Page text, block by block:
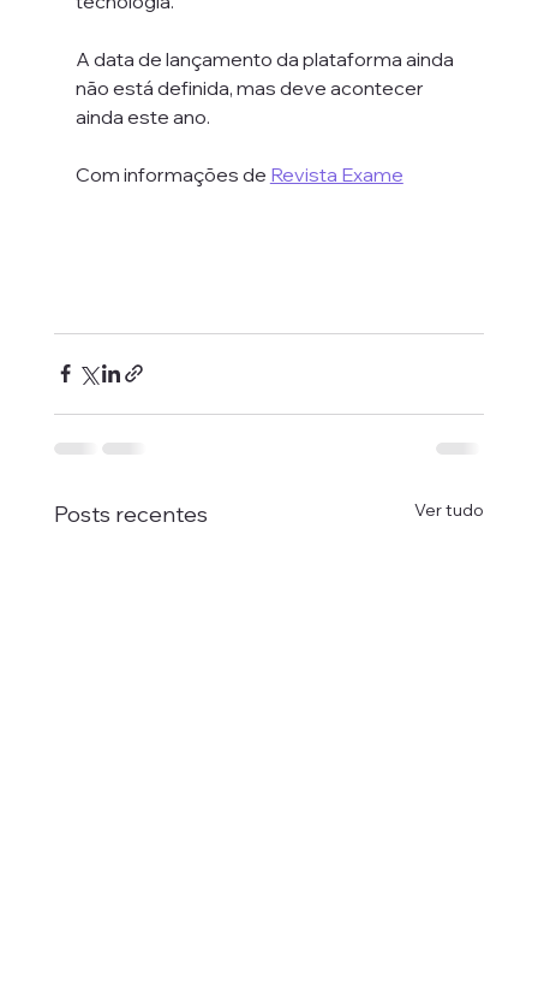
A data de lançamento da plataforma ainda
não está definida, mas deve acontecer
ainda este ano.
Com informações de Revista Exame
Posts recentes Ver tudo